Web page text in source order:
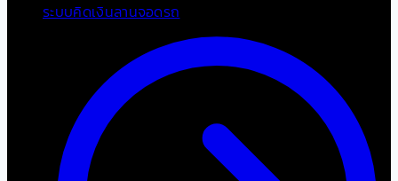
ระบบคิดเงินลานจอดรถ